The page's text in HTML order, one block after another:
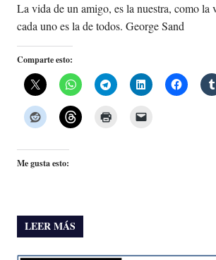
La vida de un amigo, es la nuestra, como la
cada uno es la de todos. George Sand
Comparte esto:
Me gusta esto:
LEER MÁS